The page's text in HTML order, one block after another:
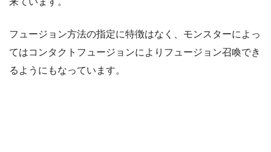
フュージョン方法の指定に特徴はなく、モンスターによっ
てはコンタクトフュージョンによりフュージョン召喚でき
るようにもなっています。